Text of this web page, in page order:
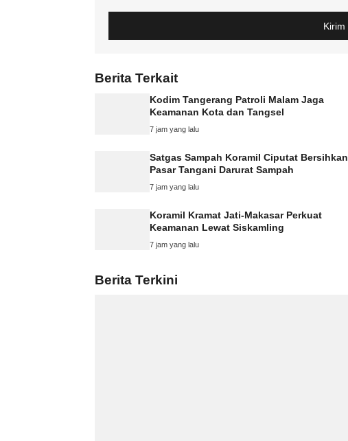
Berita Terkait
Kodim Tangerang Patroli Malam Jaga
Keamanan Kota dan Tangsel
7 jam yang lalu
Satgas Sampah Koramil Ciputat Bersihkan
Pasar Tangani Darurat Sampah
7 jam yang lalu
Koramil Kramat Jati-Makasar Perkuat
Keamanan Lewat Siskamling
7 jam yang lalu
Berita Terkini